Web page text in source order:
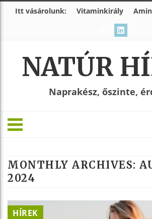
Itt vásárolunk: Vitaminkirály
NATÚR
Naprakész, őszinte,
MONTHLY ARCHIVES:
2024
HÍREK